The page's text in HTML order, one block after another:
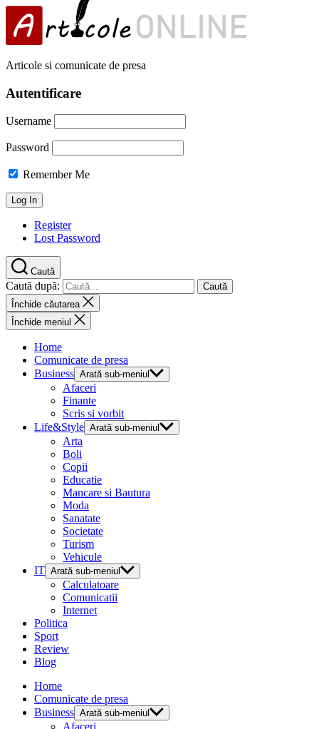
Articole si comunicate de presa
Autentificare
Username
Password
Remember Me
Register
Lost Password
Caută
Caută după:
Închide căutarea
Închide meniul
Home
Comunicate de presa
Business Arată sub-meniul
Afaceri
Finante
Scris si vorbit
Life&Style Arată sub-meniul
Arta
Boli
Copii
Educatie
Mancare si Bautura
Moda
Sanatate
Societate
Turism
Vehicule
IT Arată sub-meniul
Calculatoare
Comunicatii
Internet
Politica
Sport
Review
Blog
Home
Comunicate de presa
Business Arată sub-meniul